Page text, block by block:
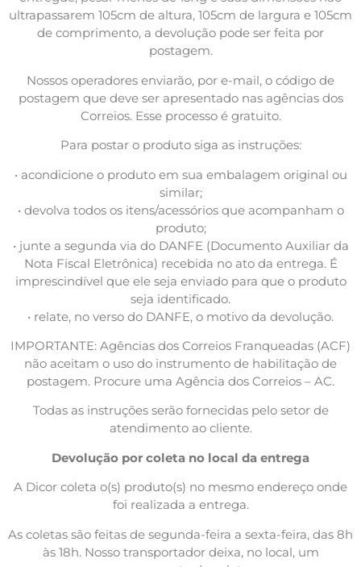
ultrapassarem 105cm de altura, 105cm de largura e 105cm
de comprimento, a devolução pode ser feita por
postagem.
Nossos operadores enviarão, por e-mail, o código de
postagem que deve ser apresentado nas agências dos
Correios. Esse processo é gratuito.
Para postar o produto siga as instruções:
• acondicione o produto em sua embalagem original ou
similar;
• devolva todos os itens/acessórios que acompanham o
produto;
• junte a segunda via do DANFE (Documento Auxiliar da
Nota Fiscal Eletrônica) recebida no ato da entrega. É
imprescindível que ele seja enviado para que o produto
seja identificado.
• relate, no verso do DANFE, o motivo da devolução.
IMPORTANTE: Agências dos Correios Franqueadas (ACF)
não aceitam o uso do instrumento de habilitação de
postagem. Procure uma Agência dos Correios – AC.
Todas as instruções serão fornecidas pelo setor de
atendimento ao cliente.
Devolução por coleta no local da entrega
A Dicor coleta o(s) produto(s) no mesmo endereço onde
foi realizada a entrega.
As coletas são feitas de segunda-feira a sexta-feira, das 8h
às 18h. Nosso transportador deixa, no local, um